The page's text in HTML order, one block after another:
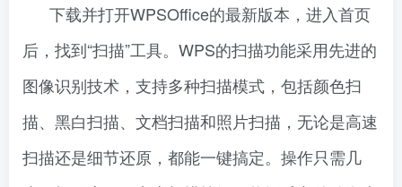
下载并打开WPSOffice的最新版本，进入首页
后，找到“扫描”工具。WPS的扫描功能采用先进的
图像识别技术，支持多种扫描模式，包括颜色扫
描、黑白扫描、文档扫描和照片扫描，无论是高速
扫描还是细节还原，都能一键搞定。操作只需几